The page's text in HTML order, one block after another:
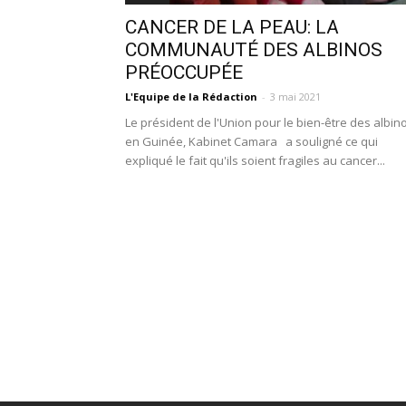
CANCER DE LA PEAU: LA
COMMUNAUTÉ DES ALBINOS
PRÉOCCUPÉE
L'Equipe de la Rédaction - 3 mai 2021
Le président de l'Union pour le bien-être des
en Guinée, Kabinet Camara a souligné ce qui
expliqué le fait qu'ils soient fragiles au cancer...